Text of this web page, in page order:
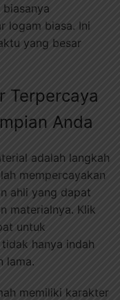
logam biasa. Ini
yang besar
Terpercaya
Anda
adalah langkah
mempercayakan
ahli yang dapat
materialnya. Klik
untuk
hanya indah
lama.
memiliki karakter